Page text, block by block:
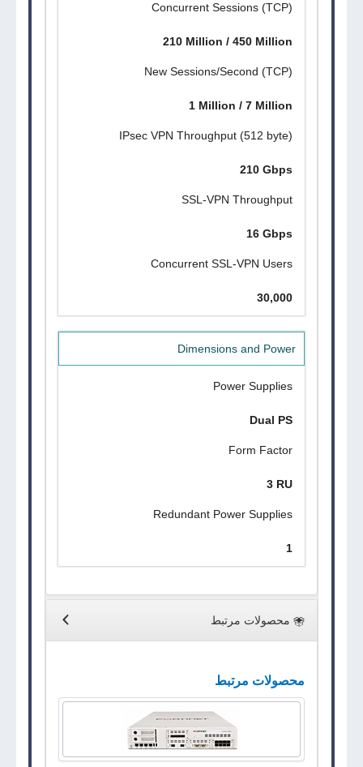
Concurrent Sessions (TCP)
210 Million / 450 Million
New Sessions/Second (TCP)
1 Million / 7 Million
IPsec VPN Throughput (512 byte)
210 Gbps
SSL-VPN Throughput
16 Gbps
Concurrent SSL-VPN Users
30,000
Dimensions and Power
Power Supplies
Dual PS
Form Factor
3 RU
Redundant Power Supplies
1
محصولات مرتبط
محصولات مرتبط